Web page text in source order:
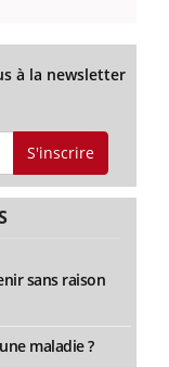
à la newsletter
S'inscrire
sans raison
maladie ?